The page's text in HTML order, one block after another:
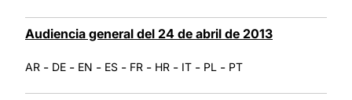
Audiencia general del 24 de abril de 2013
AR - DE - EN - ES - FR - HR - IT - PL - PT